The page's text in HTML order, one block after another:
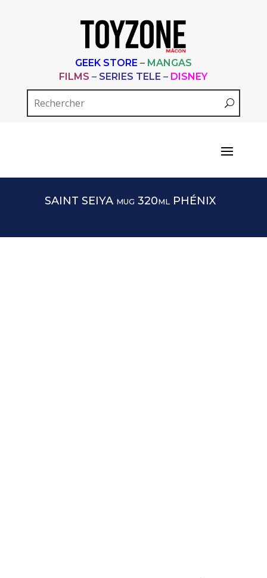
GEEK STORE – MANGAS
FILMS – SERIES TELE – DISNEY
SAINT SEIYA mug 320ml PHÉNIX